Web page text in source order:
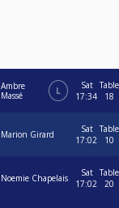
Ambre
Massé
L
Sat
17:34
Table
18
Marion Girard
Sat
17:02
Table
10
Noemie Chapelais
Sat
17:02
Table
20